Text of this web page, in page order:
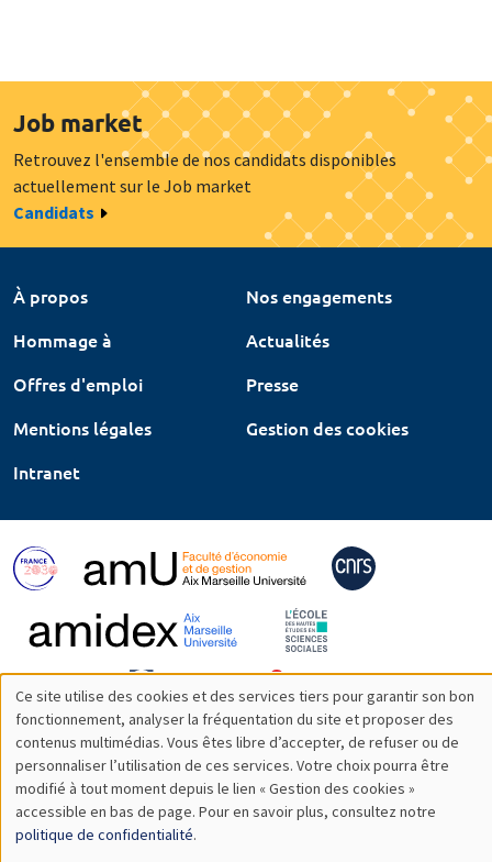
Job market
Retrouvez l'ensemble de nos candidats disponibles
actuellement sur le Job market
Candidats
À propos
Nos engagements
Hommage à
Actualités
Offres d'emploi
Presse
Mentions légales
Gestion des cookies
Intranet
Utilisation
des
données
personnelles
Ce site utilise des cookies et des services tiers pour garantir son bon
fonctionnement, analyser la fréquentation du site et proposer des
contenus multimédias. Vous êtes libre d’accepter, de refuser ou de
personnaliser l’utilisation de ces services. Votre choix pourra être
modifié à tout moment depuis le lien « Gestion des cookies »
accessible en bas de page. Pour en savoir plus, consultez notre
politique de confidentialité.